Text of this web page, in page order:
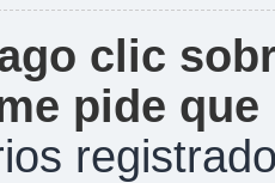
clic
pide